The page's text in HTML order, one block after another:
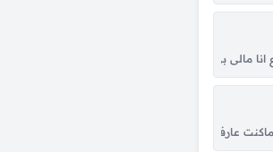
يا حبيبي لو على الغلب ..كلنا في الهوى
انا مالى بى الزى ديل ليه ياخ من القله بس كلو من
لاغي كـأن النبض مُهْــرٍ مــا وقـف عَــدوه فـلا شـاح
عارف انو غيابك بيمحيني و هالقب مارح يسكنه